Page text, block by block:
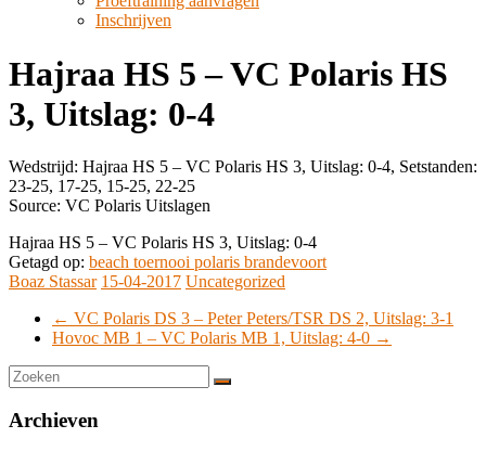
Inschrijven
Hajraa HS 5 – VC Polaris HS
3, Uitslag: 0-4
Wedstrijd: Hajraa HS 5 – VC Polaris HS 3, Uitslag: 0-4, Setstanden:
23-25, 17-25, 15-25, 22-25
Source: VC Polaris Uitslagen
Hajraa HS 5 – VC Polaris HS 3, Uitslag: 0-4
Getagd op: beach toernooi polaris brandevoort
Boaz Stassar 15-04-2017 Uncategorized
← VC Polaris DS 3 – Peter Peters/TSR DS 2, Uitslag: 3-1
Hovoc MB 1 – VC Polaris MB 1, Uitslag: 4-0 →
Archieven